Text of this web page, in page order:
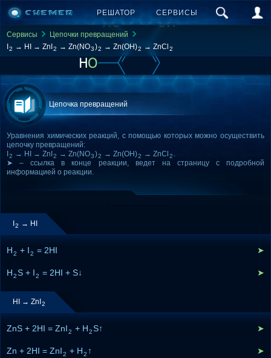
РЕШАТОР СЕРВИСЫ
Сервисы
Цепочки превращений
2 → HI → ZnI 2 → Zn(NO3)2 → Zn(OH)2 → ZnCl 2
Цепочка превращений
Уравнения химических реакций, с помощью которых можно осуществить
цепочку превращений:
2 → HI → ZnI 2 → Zn(NO3)2 → Zn(OH)2 → ZnCl 2 .
➤ – ссылка в конце реакции, ведет на страницу с подробной
информацией о реакции.
2 → HI
H2 + I2 = 2HI ➤
H2S + I2 = 2HI + S↓ ➤
HI → ZnI 2
ZnS + 2HI = ZnI2 + H2S↑ ➤
Zn + 2HI = ZnI2 + H2 ↑ ➤